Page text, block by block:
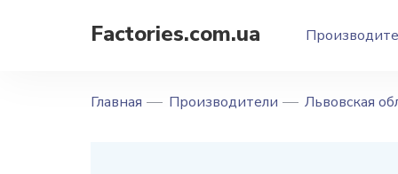
Factories.com.ua
Главная Производители Львовская